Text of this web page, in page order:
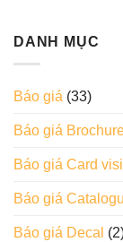
DANH MỤC
Báo giá (33)
Báo giá
Báo giá Card
Báo giá
Báo giá Decal